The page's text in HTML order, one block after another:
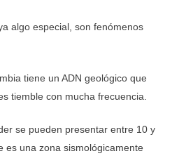
algo especial, son fenómenos
tiene un ADN geológico que
tiemble con mucha frecuencia.
se pueden presentar entre 10 y
es una zona sismológicamente